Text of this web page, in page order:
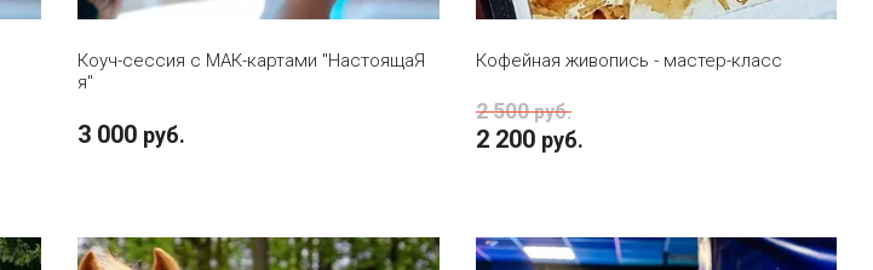
Коуч-сессия с МАК-картами "НастоящаЯ
я"
3 000 руб.
Кофейная живопись - мастер-класс
2 500 руб.
2 200 руб.